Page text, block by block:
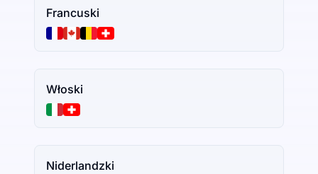
Francuski
Włoski
Niderlandzki